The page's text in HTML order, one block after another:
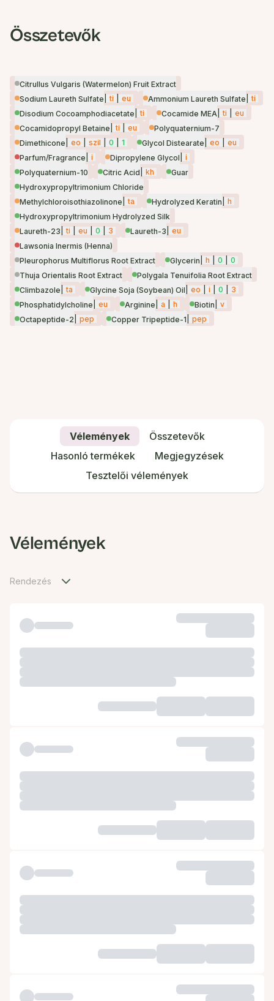
Összetevők
Citrullus Vulgaris (Watermelon) Fruit Extract
Sodium Laureth Sulfate
ti eu Ammonium Laureth Sulfate
ti
Disodium Cocoamphodiacetate
ti Cocamide MEA ti
eu
Cocamidopropyl Betaine
ti eu
Polyquaternium-7
Dimethicone
eo szil 0 1 Glycol Distearate eo
eu
Parfum/Fragrance
i Dipropylene Glycol
i
Polyquaternium-10
Citric Acid kh
Guar
Hydroxypropyltrimonium Chloride
Methylchloroisothiazolinone
ta Hydrolyzed Keratin
h
Hydroxypropyltrimonium Hydrolyzed Silk
Laureth-23
ti eu 0 3 Laureth-3
eu
Lawsonia Inermis (Henna)
Pleurophorus Multiflorus Root Extract
Glycerin h 0
0
Thuja Orientalis Root Extract
Polygala Tenuifolia Root Extract
Climbazole
ta Glycine Soja (Soybean) Oil eo i 0
3
Phosphatidylcholine
eu Arginine a h Biotin
v
Octapeptide-2
pep Copper Tripeptide-1 pep
Vélemények
Összetevők
Hasonló termékek
Megjegyzések
Tesztelői vélemények
Vélemények
Rendezés